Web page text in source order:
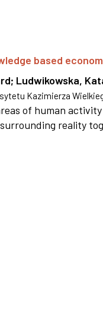
based
; Ludwikowska,
Kazimierza
of human
reality